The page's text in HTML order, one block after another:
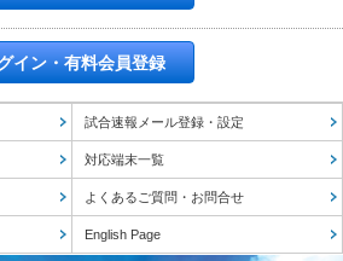
イン・有料会員登録
試合速報メール登録・設定
対応端末一覧
よくあるご質問・お問合せ
English Page